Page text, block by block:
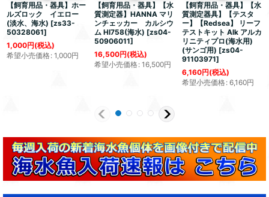
【飼育用品・器具】ホー
ルズロック イエロー
(淡水、海水) [zs33-
50328061]
1,000円(税込)
希望小売価格: 1,000円
【飼育用品・器具】【水
質測定器】HANNA マリ
ンチェッカー カルシウ
ム HI758(海水) [zs04-
50906011]
16,500円(税込)
希望小売価格: 16,500円
【飼育用品・器具】【水
質測定器具】【テスタ
ー】【Redsea】 リーフ
テストキット Alk アルカ
リニティプロ(海水用)
(サンゴ用) [zs04-
91103971]
6,160円(税込)
希望小売価格: 6,160円